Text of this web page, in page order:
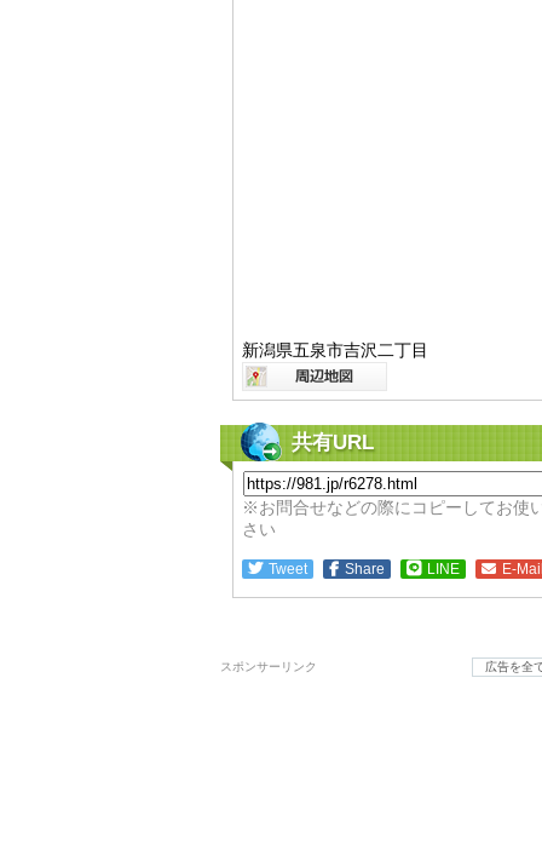
新潟県五泉市吉沢二丁目
共有URL
※お問合せなどの際にコピーしてお使
さい
Tweet Share LINE E-
スポンサーリンク 広告を全